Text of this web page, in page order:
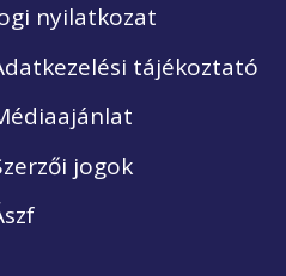
nyilatkozat
tájékoztató
jogok